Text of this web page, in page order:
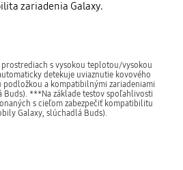
zariadenia Galaxy.
s vysokou teplotou/vysokou
detekuje uviaznutie kovového
podložkou a kompatibilnými zariadeniami
Buds). ***Na základe testov spoľahlivosti
s cieľom zabezpečiť kompatibilitu
Galaxy, slúchadlá Buds).